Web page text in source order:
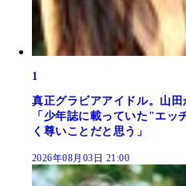
1
真正グラビアアイドル。山
「少年誌に載っていた"エ
く尊いことだと思う」
2026年08月03日 21:00